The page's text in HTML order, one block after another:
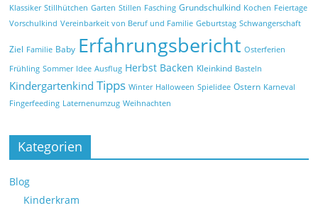
Klassiker Stillhütchen Garten Stillen Fasching Grundschulkind Kochen Feiertage
Vorschulkind Vereinbarkeit von Beruf und Familie Geburtstag Schwangerschaft
Ziel Familie Baby Erfahrungsbericht Osterferien
Frühling Sommer Idee Ausflug Herbst Backen Kleinkind Basteln
Kindergartenkind Tipps Winter Halloween Spielidee Ostern Karneval
Fingerfeeding Laternenumzug Weihnachten
Kategorien
Blog
Kinderkram